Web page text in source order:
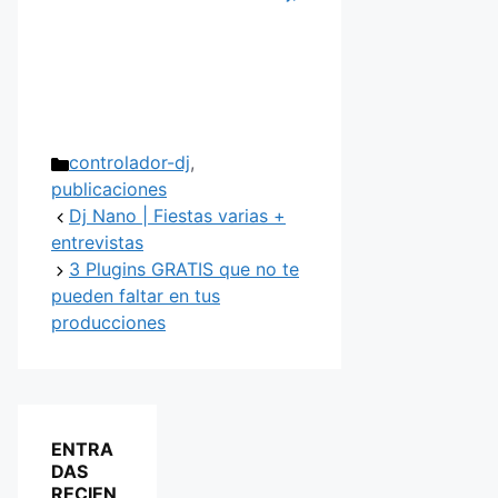
Categorías
controlador-dj,
publicaciones
Dj Nano | Fiestas varias +
entrevistas
3 Plugins GRATIS que no te
pueden faltar en tus
producciones
ENTRA
DAS